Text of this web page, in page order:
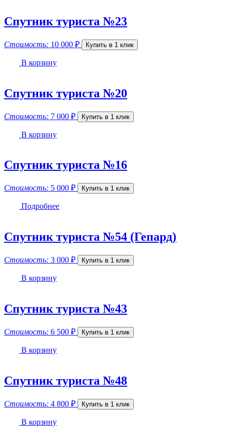
Спутник туриста №23
Стоимость: 10 000 ₽ Купить в 1 клик
В корзину
Спутник туриста №20
Стоимость: 7 000 ₽ Купить в 1 клик
В корзину
Спутник туриста №16
Стоимость: 5 000 ₽ Купить в 1 клик
Подробнее
Спутник туриста №54 (Гепард)
Стоимость: 3 000 ₽ Купить в 1 клик
В корзину
Спутник туриста №43
Стоимость: 6 500 ₽ Купить в 1 клик
В корзину
Спутник туриста №48
Стоимость: 4 800 ₽ Купить в 1 клик
В корзину